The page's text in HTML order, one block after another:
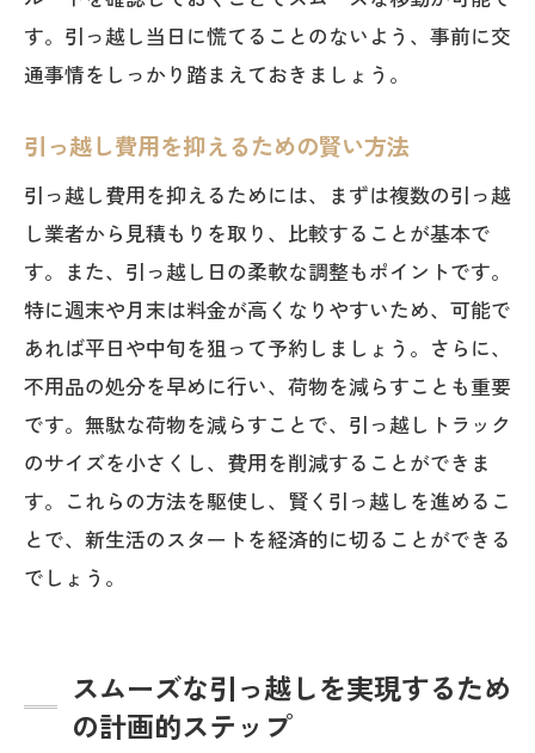
新しい住まいでのコミュニティ参加のす
福岡県移住をスムーズにする引っ越しプラン
ニングのコツ
効率的な引っ越しスケジュールの立て方
移住を成功させるための情報収集術
福岡県ならではの生活文化に適応する方
法
新しい環境でのネットワーク作りのヒン
ト
引っ越し後の生活費を抑える賢い節約術
移住後の満足度を高めるライフスタイル
選び
す。引っ越し当日に慌てることのないよう、事前に交
通事情をしっかり踏まえておきましょう。
引っ越し費用を抑えるための賢い方法
引っ越し費用を抑えるためには、まずは複数の引っ越
し業者から見積もりを取り、比較することが基本で
す。また、引っ越し日の柔軟な調整もポイントです。
特に週末や月末は料金が高くなりやすいため、可能で
あれば平日や中旬を狙って予約しましょう。さらに、
不用品の処分を早めに行い、荷物を減らすことも重要
です。無駄な荷物を減らすことで、引っ越しトラック
のサイズを小さくし、費用を削減することができま
す。これらの方法を駆使し、賢く引っ越しを進めるこ
とで、新生活のスタートを経済的に切ることができる
でしょう。
スムーズな引っ越しを実現するため
の計画的ステップ